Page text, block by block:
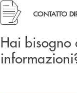
Hai bisogno di
CONTATTO
Hai bisogno